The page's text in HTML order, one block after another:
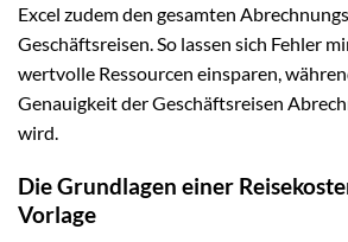
Excel zudem den gesamten
Geschäftsreisen. So lassen sich Fehler
wertvolle Ressourcen einsparen,
Genauigkeit der Geschäftsreisen
wird.
Die Grundlagen einer
Vorlage